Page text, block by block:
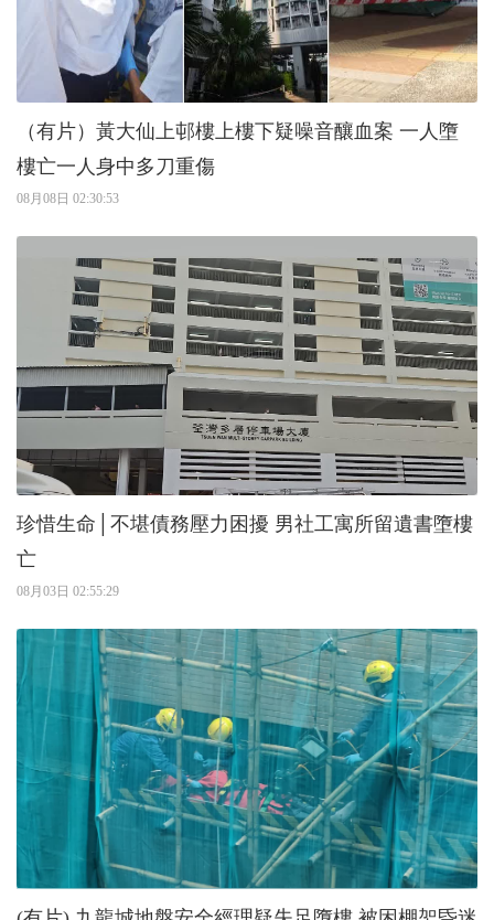
（有片）黃大仙上邨樓上樓下疑噪音釀血案 一人墮
樓亡一人身中多刀重傷
08月08日 02:30:53
珍惜生命│不堪債務壓力困擾 男社工寓所留遺書墮樓
亡
08月03日 02:55:29